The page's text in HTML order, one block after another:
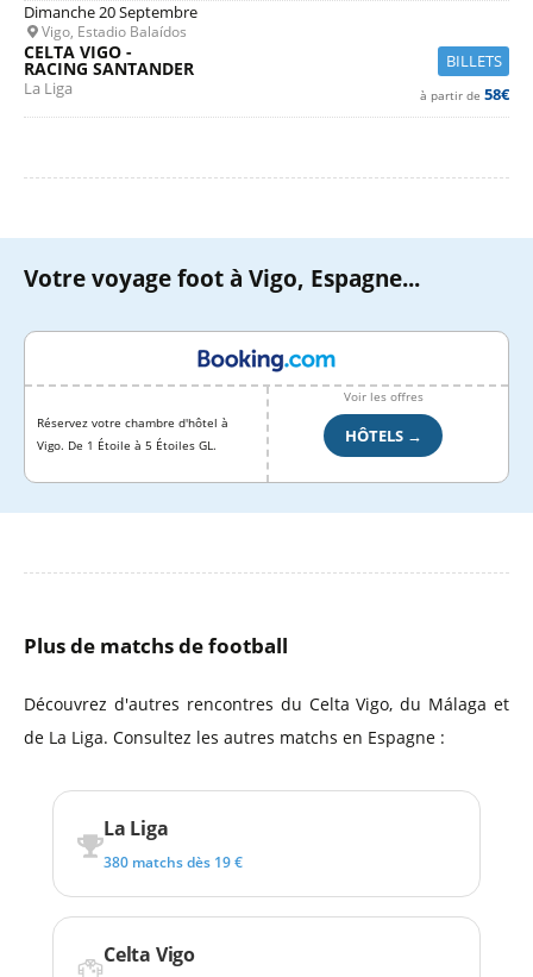
Dimanche 20 Septembre
Vigo, Estadio Balaídos
BILLETS
CELTA VIGO -
RACING SANTANDER
La Liga à partir de 58€
Votre voyage foot à Vigo, Espagne...
Réservez votre chambre d'hôtel à
Vigo. De 1 Étoile à 5 Étoiles GL.
Voir les offres
HÔTELS →
Plus de matchs de football
Découvrez d'autres rencontres du Celta Vigo, du Málaga et
de La Liga. Consultez les autres matchs en Espagne :
La Liga
380 matchs dès 19 €
Celta Vigo